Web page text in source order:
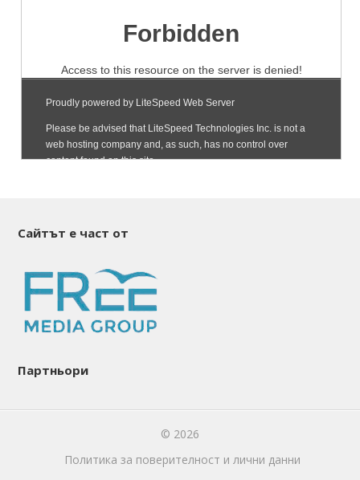
Сайтът е част от
Партньори
© 2026
Политика за поверителност и лични данни